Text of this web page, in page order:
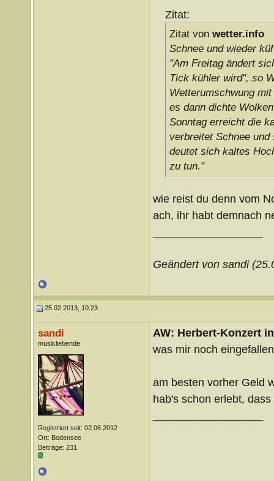
Zitat:
Zitat von wetter.info
Schnee und wieder
"Am Freitag ändert
Tick kühler wird", so
Wetterumschwung
es dann dichte
Sonntag erreicht die
verbreitet Schnee
deutet sich kaltes
zu tun."
wie reist du denn vom
ach, ihr habt demnach
Geändert von sandi
25.02.2013, 10:23
sandi
musikliebende
Registriert seit: 02.06.2012
Ort: Bodensee
Beiträge: 231
AW: Herbert-Konzert
was mir noch
am besten vorher Geld
hab's schon erlebt,